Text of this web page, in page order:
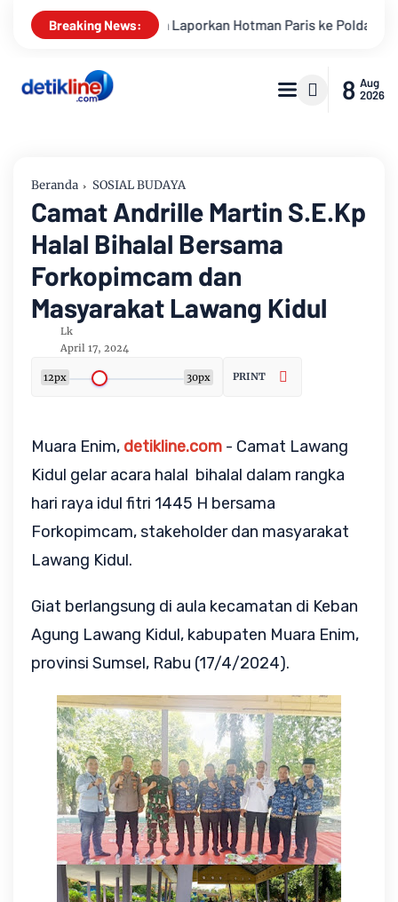
Breaking News:
Hotman Paris ke Polda Metro Jaya Terkait Dugaan
8 Aug
2026
Beranda SOSIAL BUDAYA
Camat Andrille Martin S.E.Kp
Halal Bihalal Bersama
Forkopimcam dan
Masyarakat Lawang Kidul
Lk
April 17, 2024
12px 30px PRINT
Muara Enim, detikline.com - Camat Lawang
Kidul gelar acara halal bihalal dalam rangka
hari raya idul fitri 1445 H bersama
Forkopimcam, stakeholder dan masyarakat
Lawang Kidul.
Giat berlangsung di aula kecamatan di Keban
Agung Lawang Kidul, kabupaten Muara Enim,
provinsi Sumsel, Rabu (17/4/2024).